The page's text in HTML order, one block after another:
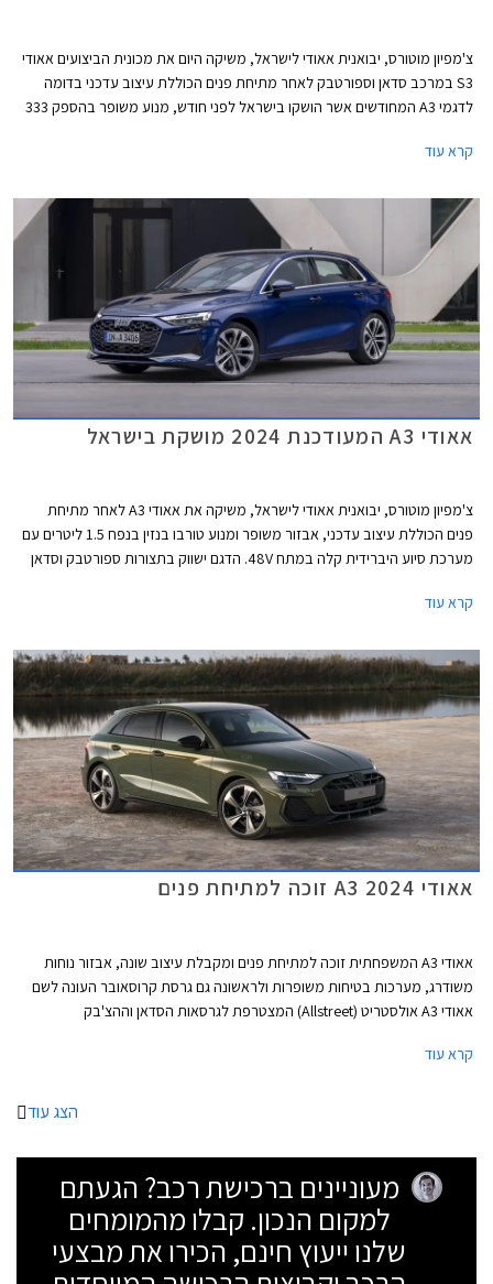
צ'מפיון מוטורס, יבואנית אאודי לישראל, משיקה היום את מכונית הביצועים אאודי
S3 במרכב סדאן וספורטבק לאחר מתיחת פנים הכוללת עיצוב עדכני בדומה
לדגמי A3 המחודשים אשר הושקו בישראל לפני חודש, מנוע משופר בהספק 333
קרא עוד
אאודי A3 המעודכנת 2024 מושקת בישראל
צ'מפיון מוטורס, יבואנית אאודי לישראל, משיקה את אאודי A3 לאחר מתיחת
פנים הכוללת עיצוב עדכני, אבזור משופר ומנוע טורבו בנזין בנפח 1.5 ליטרים עם
מערכת סיוע היברידית קלה במתח 48V. הדגם ישווק בתצורות ספורטבק וסדאן
פנאי שטח, לא מגיעה לישראל בשלב זה.
קרא עוד
אאודי A3 2024 זוכה למתיחת פנים
אאודי A3 המשפחתית זוכה למתיחת פנים ומקבלת עיצוב שונה, אבזור נוחות
משודרג, מערכות בטיחות משופרות ולראשונה גם גרסת קרוסאובר העונה לשם
אאודי A3 אולסטריט (Allstreet) המצטרפת לגרסאות הסדאן וההצ'בק
קרא עוד
הצג עוד
מעוניינים ברכישת רכב? הגעתם
למקום הנכון. קבלו מהמומחים
שלנו ייעוץ חינם, הכירו את מבצעי